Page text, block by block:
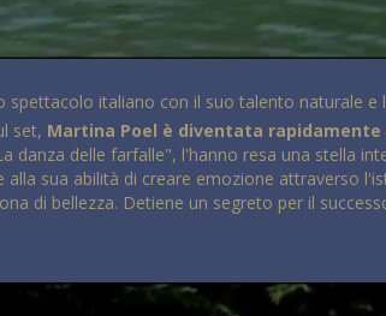
italiano con il suo talento naturale e
set, Martina Poel è diventata rapidamente
delle farfalle", l'hanno resa una stella
sua abilità di creare emozione attraverso
di bellezza. Detiene un segreto per il